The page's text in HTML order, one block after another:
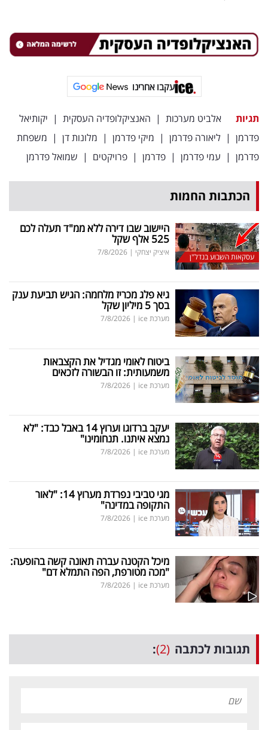
עקבו אחרינו
תגיות אלביט מערכות | האנציקלופדיה העסקית | יקותיאל
פדרמן | ליאורה פדרמן | מיקי פדרמן | מלונות דן | משפחת
פדרמן | עמי פדרמן | פדרמן | פרויקטים | שמואל פדרמן
הכתבות החמות
עסקאות השבוע בנדל"ן
היישוב שבו דירה ללא ממ"ד תעלה לכם
525 אלף שקל
איציק יצחקי |
7/8/2026
גיא פלג מכריז מלחמה: הגיש תביעת ענק
בסך 5 מיליון שקל
מערכת ice |
7/8/2026
ביטוח לאומי מגדיל את הקצבאות
משמעותית: זו הבשורה לזכאים
מערכת ice |
7/8/2026
יעקב ברדוגו וערוץ 14 באבל כבד: "לא
נמצא איתנו. תנחומינו"
מערכת ice |
7/8/2026
מגי טביבי נפרדת מערוץ 14: "לאור
התקופה במדינה"
מערכת ice |
7/8/2026
מיכל הקטנה עברה תאונה קשה בהופעה:
"מכה מטורפת, הפה התמלא דם"
מערכת ice |
7/8/2026
תגובות לכתבה (2)
: